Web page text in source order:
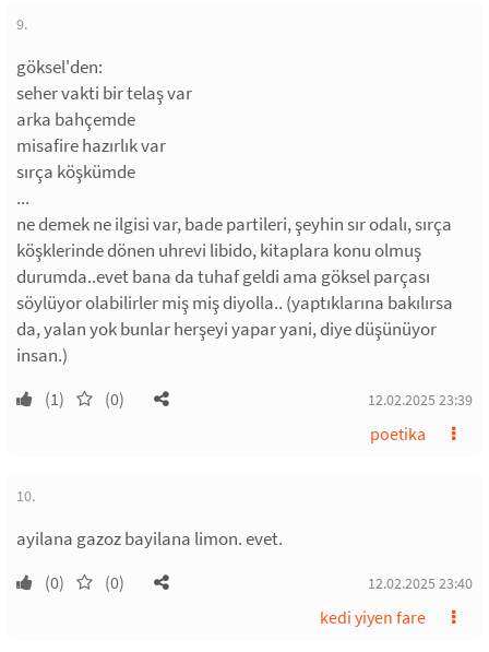
9.
göksel'den:
seher vakti bir telaş var
arka bahçemde
misafire hazırlık var
sırça köşkümde
...
ne demek ne ilgisi var, bade partileri, şeyhin sır odalı, sırça
köşklerinde dönen uhrevi libido, kitaplara konu olmuş
durumda..evet bana da tuhaf geldi ama göksel parçası
söylüyor olabilirler miş miş diyolla.. (yaptıklarına bakılırsa
da, yalan yok bunlar herşeyi yapar yani, diye düşünüyor
insan.)
(1) (0) 12.02.2025 23:39
poetika
10.
ayilana gazoz bayilana limon. evet.
(0) (0) 12.02.2025 23:40
kedi yiyen fare